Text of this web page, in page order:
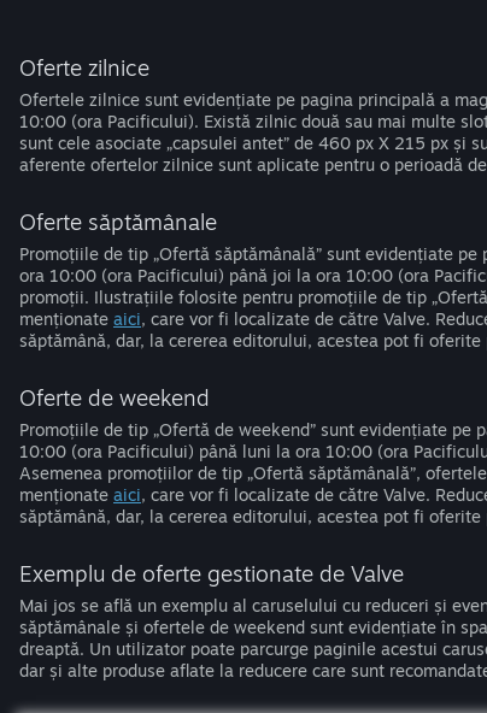
Oferte zilnice
Ofertele zilnice sunt evidențiate pe pagina principală a
10:00 (ora Pacificului). Există zilnic două sau mai multe
sunt cele asociate „capsulei antet” de 460 px X 215 px și
aferente ofertelor zilnice sunt aplicate pentru o perioadă
Oferte săptămânale
Promoțiile de tip „Ofertă săptămânală” sunt evidențiate
ora 10:00 (ora Pacificului) până joi la ora 10:00 (ora
promoții. Ilustrațiile folosite pentru promoțiile de tip
menționate aici, care vor fi localizate de către Valve.
săptămână, dar, la cererea editorului, acestea pot fi
Oferte de weekend
Promoțiile de tip „Ofertă de weekend” sunt evidențiate
10:00 (ora Pacificului) până luni la ora 10:00 (ora
Asemenea promoțiilor de tip „Ofertă săptămânală”,
menționate aici, care vor fi localizate de către Valve.
săptămână, dar, la cererea editorului, acestea pot fi
Exemplu de oferte gestionate de Valve
Mai jos se află un exemplu al caruselului cu reduceri și
săptămânale și ofertele de weekend sunt evidențiate în
dreaptă. Un utilizator poate parcurge paginile acestui
dar și alte produse aflate la reducere care sunt